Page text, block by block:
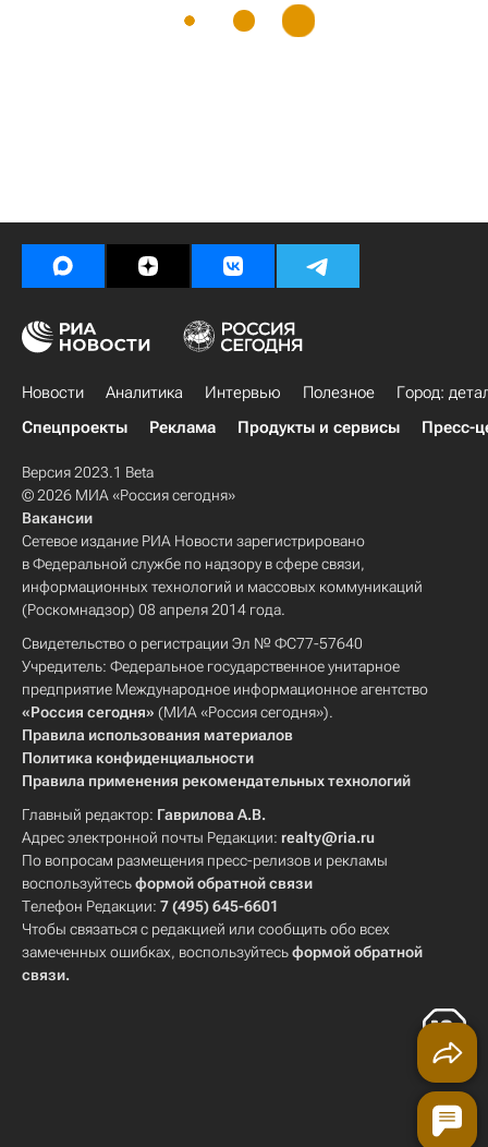
Новости Аналитика Интервью Полезное
Город:
Спецпроекты
Реклама Продукты и сервисы Пресс-
Версия 2023.1 Beta
© 2026 МИА «Россия сегодня»
Вакансии
Сетевое издание РИА Новости зарегистрировано
в Федеральной службе по надзору в сфере связи,
информационных технологий и массовых коммуникаций
(Роскомнадзор) 08 апреля 2014 года.
Свидетельство о регистрации Эл № ФС77-57640
Учредитель: Федеральное государственное унитарное
предприятие Международное информационное агентство
«Россия сегодня» (МИА «Россия сегодня»).
Правила использования материалов
Политика конфиденциальности
Правила применения рекомендательных технологий
Главный редактор: Гаврилова А.В.
Адрес электронной почты Редакции: realty@ria.ru
По вопросам размещения пресс-релизов и рекламы
воспользуйтесьформой обратной связи
Телефон Редакции: 7 (495) 645-6601
Чтобы связаться с редакцией или сообщить обо всех
замеченных ошибках, воспользуйтесьформой обратной
связи.